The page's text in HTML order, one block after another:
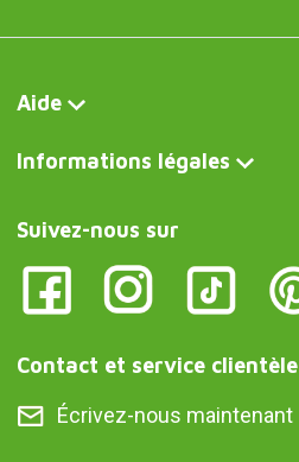
Aide
Informations légales
Suivez-nous sur
Contact et service clientèle
Écrivez-nous maintenant